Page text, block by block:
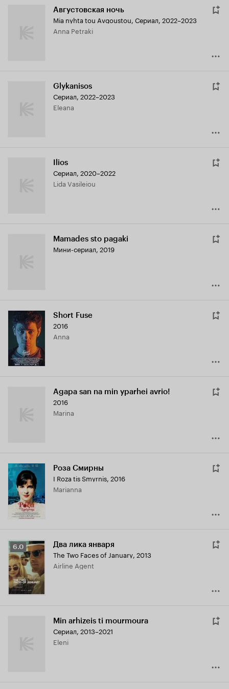
Августовская ночь
Mia nyhta tou Avgoustou, Сериал, 2022–2023
Anna Petraki
Glykanisos
Сериал, 2022–2023
Eleana
Ilios
Сериал, 2020–2022
Lida Vasileiou
Mamades sto pagaki
Мини-сериал, 2019
Short Fuse
2016
Anna
Agapa san na min yparhei avrio!
2016
Marina
Роза Смирны
I Roza tis Smyrnis, 2016
Marianna
Рейтинг
Кинопоиска
6.0
6.0 Два лика января
The Two Faces of January, 2013
Airline Agent
Min arhizeis ti mourmoura
Сериал, 2013–2021
Eleni